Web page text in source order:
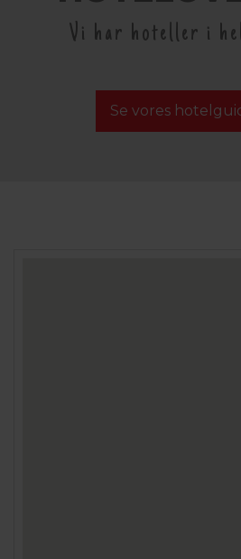
Vi har hoteller i
Se vores